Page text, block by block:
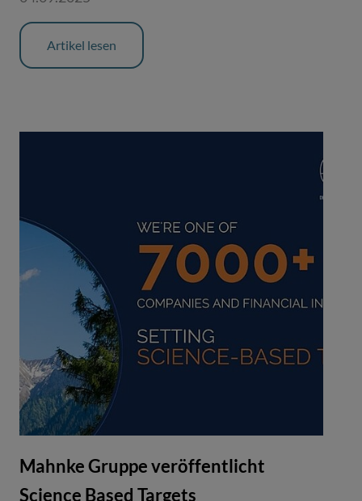
Artikel lesen
Mahnke Gruppe veröffentlicht
Science Based Targets